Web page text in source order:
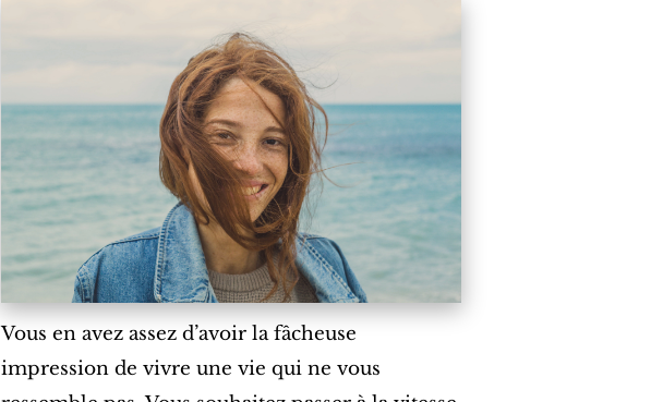
Vous en avez assez d’avoir la fâcheuse
impression de vivre une vie qui ne vous